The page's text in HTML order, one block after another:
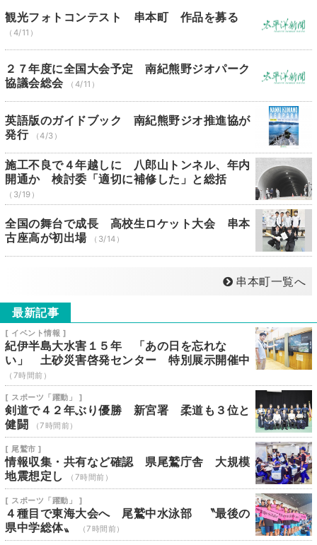
観光フォトコンテスト 串本町 作品を募る
（4/11）
２７年度に全国大会予定 南紀熊野ジオパーク
協議会総会
（4/11）
英語版のガイドブック 南紀熊野ジオ推進協が
発行
（4/3）
施工不良で４年越しに 八郎山トンネル、年内
開通か 検討委「適切に補修した」と総括
（3/19）
全国の舞台で成長 高校生ロケット大会 串本
古座高が初出場
（3/14）
串本町一覧へ
最新記事
[ イベント情報 ]
紀伊半島大水害１５年 「あの日を忘れな
い」 土砂災害啓発センター 特別展示開催中
（7時間前）
[ スポーツ「躍動」 ]
剣道で４２年ぶり優勝 新宮署 柔道も３位と
健闘
（7時間前）
[ 尾鷲市 ]
情報収集・共有など確認 県尾鷲庁舎 大規模
地震想定し
（7時間前）
[ スポーツ「躍動」 ]
４種目で東海大会へ 尾鷲中水泳部 〝最後の
県中学総体〟
（7時間前）